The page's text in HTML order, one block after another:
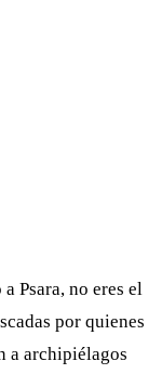
Psara, no eres el
por quienes
a archipiélagos